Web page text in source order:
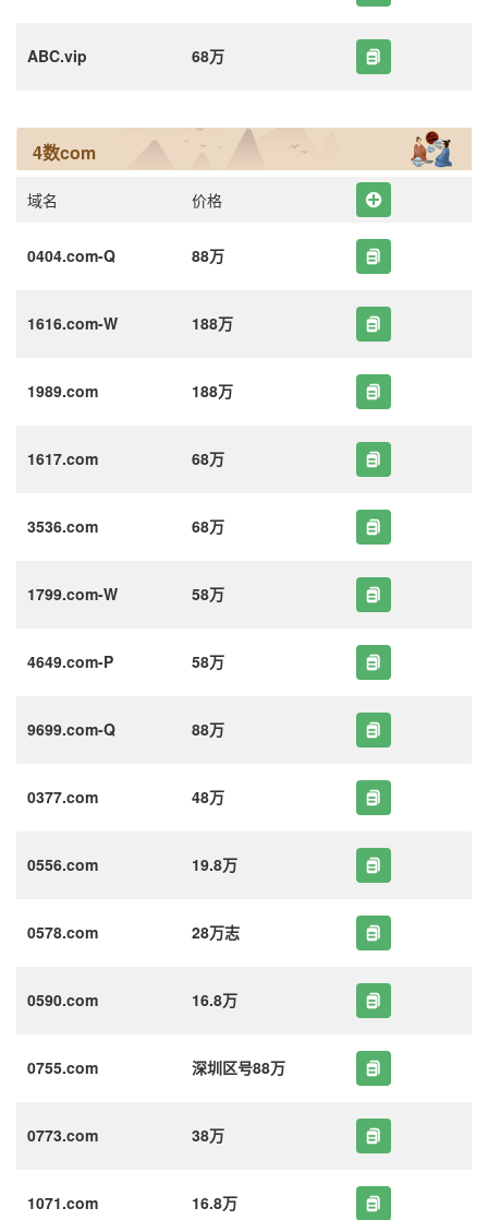
ABC.vip 68万
4数com
域名 价格
0404.com-Q 88万
1616.com-W 188万
1989.com 188万
1617.com 68万
3536.com 68万
1799.com-W 58万
4649.com-P 58万
9699.com-Q 88万
0377.com 48万
0556.com 19.8万
0578.com 28万志
0590.com 16.8万
0755.com 深圳区号88万
0773.com 38万
1071.com 16.8万